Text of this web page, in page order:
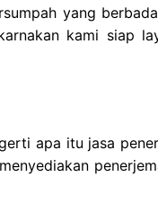
yang
kami siap
apa itu jasa